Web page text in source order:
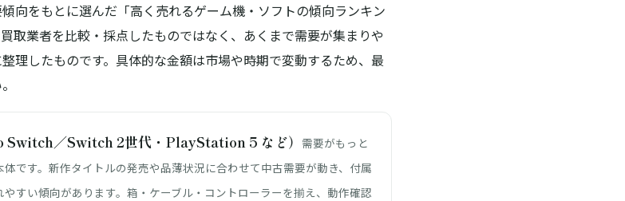
向をもとに選んだ 「高く売れるゲーム機・ソフトの傾向ランキン
取業者を比較・採点したものではなく、あくまで需要が集まりや
理したものです。具体的な金額は市場や時期で変動するため、最
Switch／Switch 2世代・PlayStation 5 など） 需要がもっと
です。新作タイトルの発売や品薄状況に合わせて中古需要が動き、付属
すい傾向があります。箱・ケーブル・コントローラーを揃え、動作確認